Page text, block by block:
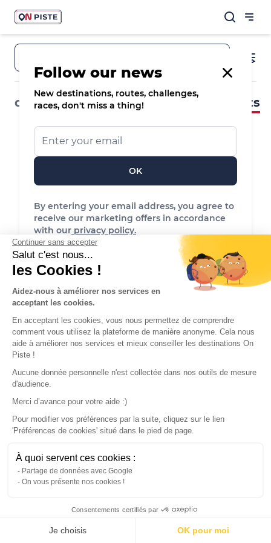
Follow our news
New destinations, routes, challenges,
races, don't miss a thing!
OK
By entering your email address, you agree to
receive our marketing offers in accordance
with our privacy policy.
Continue with the app
destinations routes & spots events
No event found
Reset the filters to see more events
Explore our Destinations
Continuer sans accepter
Salut c'est nous...
les Cookies !
Aidez-nous à améliorer nos services en
acceptant les cookies.
En acceptant les cookies, vous nous permettez de comprendre
comment vous utilisez la plateforme de manière anonyme. Cela nous
aide à améliorer nos services et mieux conseiller les destinations On
Piste !
Aucune donnée personnelle n'est collectée dans nos outils de mesure
d'audience.
Merci d’avance pour votre aide :)
Pour modifier vos préférences par la suite, cliquez sur le lien
'Préférences de cookies' situé dans le pied de page.
À quoi servent ces cookies :
Partage de données avec Google
On vous présente nos cookies !
Consentements certifiés par
Je choisis OK pour moi